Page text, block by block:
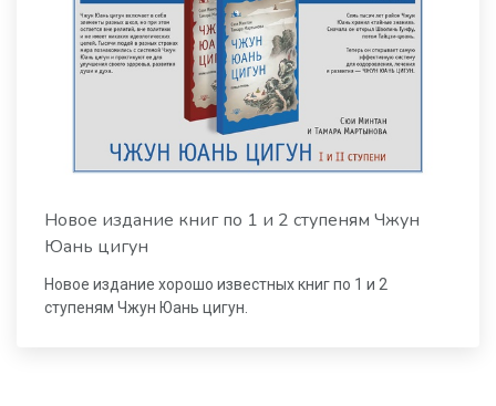
Новое издание книг по 1 и 2 ступеням Чжун
Юань цигун
Новое издание хорошо известных книг по 1 и 2
ступеням Чжун Юань цигун.